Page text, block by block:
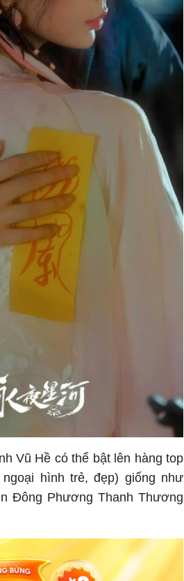
Vũ Hề có thể bật lên hàng top
hình trẻ, đẹp) giống như
Đông Phương Thanh Thương